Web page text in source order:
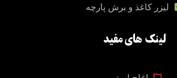
لیزر کاغذ و برش پارچه
لینک های مفید